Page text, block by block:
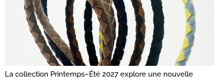
La collection Printemps–Été 2027 explore une nouvelle